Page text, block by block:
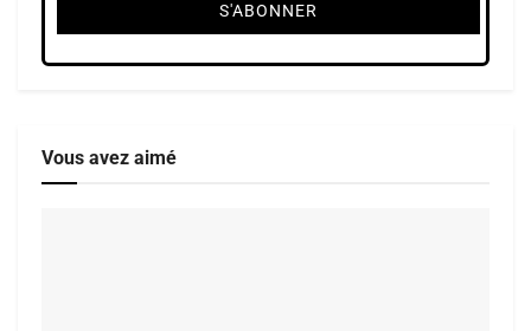
Vous avez aimé